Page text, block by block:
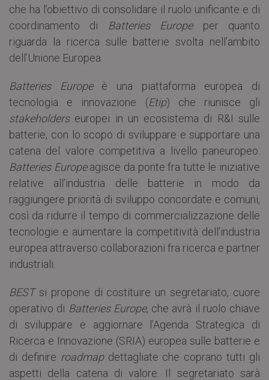
che ha l’obiettivo di consolidare il ruolo unificante e di
coordinamento di
Batteries Europeper quanto
riguarda la ricerca sulle batterie svolta nell’ambito
dell’Unione Europea.
Batteries Europeè una piattaforma europea di
tecnologia e innovazione (Etip) che riunisce gli
stakeholderseuropei in un ecosistema di R&I sulle
batterie, con lo scopo di sviluppare e supportare una
catena del valore competitiva a livello paneuropeo.
Batteries Europeagisce da ponte fra tutte le iniziative
relative all’industria delle batterie in modo da
raggiungere priorità di sviluppo concordate e comuni,
così da ridurre il tempo di commercializzazione delle
tecnologie e aumentare la competitività dell’industria
europea attraverso collaborazioni fra ricerca e partner
industriali.
BESTsi propone di costituire un segretariato, cuore
operativo di Batteries Europe, che avrà il ruolo chiave
di sviluppare e aggiornare l’Agenda Strategica di
Ricerca e Innovazione (SRIA) europea sulle batterie e
di definire roadmapdettagliate che coprano tutti gli
aspetti della catena di valore. Il segretariato sarà